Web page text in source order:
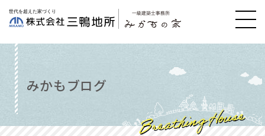
みかもブログ